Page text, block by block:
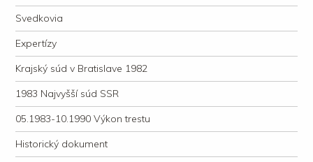
Svedkovia
Expertízy
Krajský súd v Bratislave 1982
1983 Najvyšší súd SSR
05.1983-10.1990 Výkon trestu
Historický dokument